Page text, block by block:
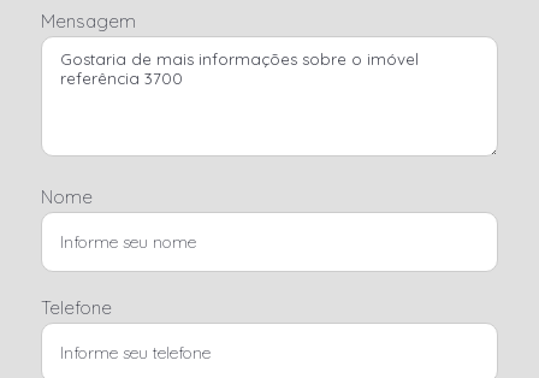
Mensagem
Nome
Telefone